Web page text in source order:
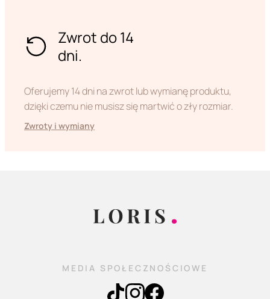
Zwrot do 14
dni.
Oferujemy 14 dni na zwrot lub wymianę produktu,
dzięki czemu nie musisz się martwić o zły rozmiar.
Zwroty i wymiany
MEDIA SPOŁECZNOŚCIOWE